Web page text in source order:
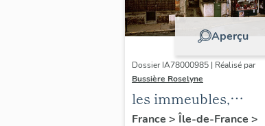
Aperçu
Dossier IA78000985 | Réalisé par
Bussière Roselyne
les immeubles,
maisons et fermes
France > Île-de-France >